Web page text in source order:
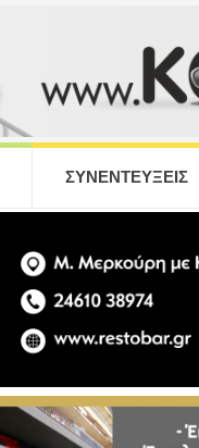
ΣΥΝΕΝΤΕΥΞΕΙΣ